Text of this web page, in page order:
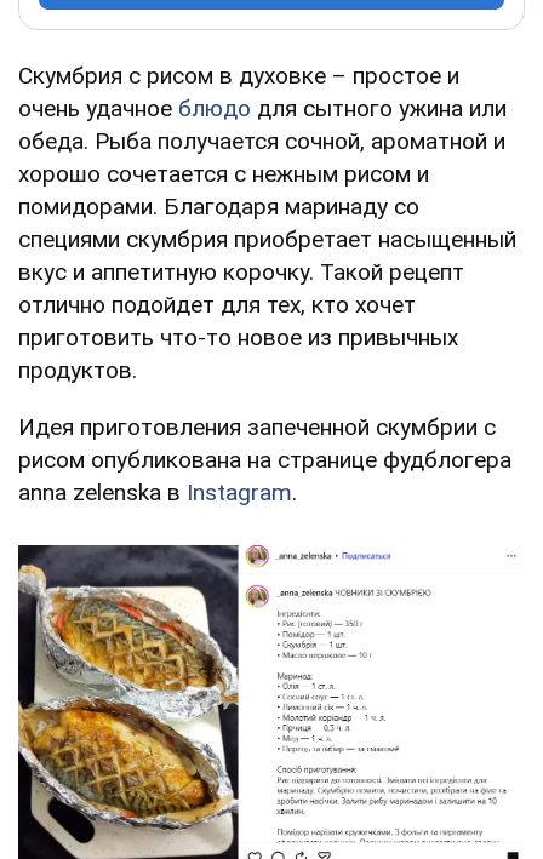
Скумбрия с рисом в духовке – простое и
очень удачное блюдо для сытного ужина или
обеда. Рыба получается сочной, ароматной и
хорошо сочетается с нежным рисом и
помидорами. Благодаря маринаду со
специями скумбрия приобретает насыщенный
вкус и аппетитную корочку. Такой рецепт
отлично подойдет для тех, кто хочет
приготовить что-то новое из привычных
продуктов.
Идея приготовления запеченной скумбрии с
рисом опубликована на странице фудблогера
anna zelenska в Instagram.